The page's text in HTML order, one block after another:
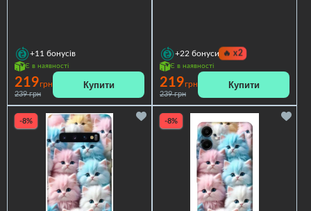
+11 бонусів
Є в наявності
219грн
239 грн
Купити
+22 бонуси 🔥x2
Є в наявності
219грн
239 грн
Купити
-8% -8%